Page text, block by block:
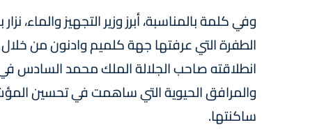
وفي كلمة بالمناسبة، أبرز وزير التجهيز والماء،
الطفرة التي عرفتها جهة كلميم وادنون من خلال
والمرافق الحيوية التي ساهمت في تحسين
ساكنتها.